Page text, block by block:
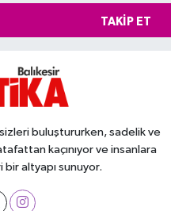
TAKIP ET
buluştururken, sadelik ve
kaçınıyor ve insanlara
altyapı sunuyor.